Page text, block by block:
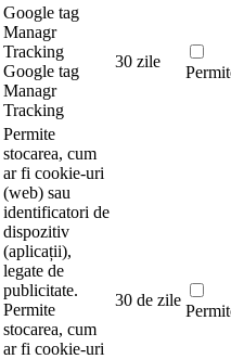
Google tag
Managr
Tracking
Google tag
Managr
Tracking
30 zile
Permite
stocarea, cum
ar fi cookie-uri
(web) sau
identificatori de
dispozitiv
(aplicații),
legate de
publicitate.
Permite
stocarea, cum
ar fi cookie-uri
30 de zile